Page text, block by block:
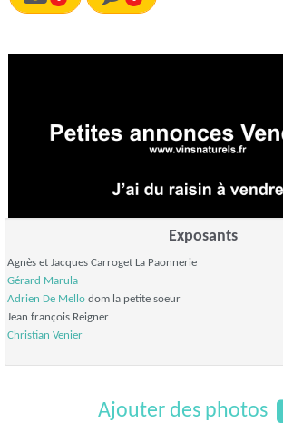
Exposants
Agnès et Jacques Carroget La Paonnerie
Gérard Marula
Adrien De Mello dom la petite soeur
Jean françois Reigner
Christian Venier
Ajouter des photos